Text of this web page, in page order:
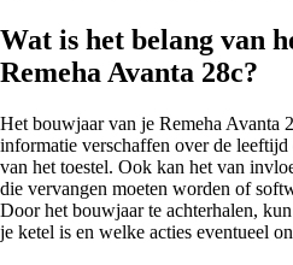
Wat is het belang van
Remeha Avanta 28c?
Het bouwjaar van je Remeha Avanta
informatie verschaffen over de leeftijd
van het toestel. Ook kan het van
die vervangen moeten worden of
Door het bouwjaar te achterhalen,
je ketel is en welke acties eventueel